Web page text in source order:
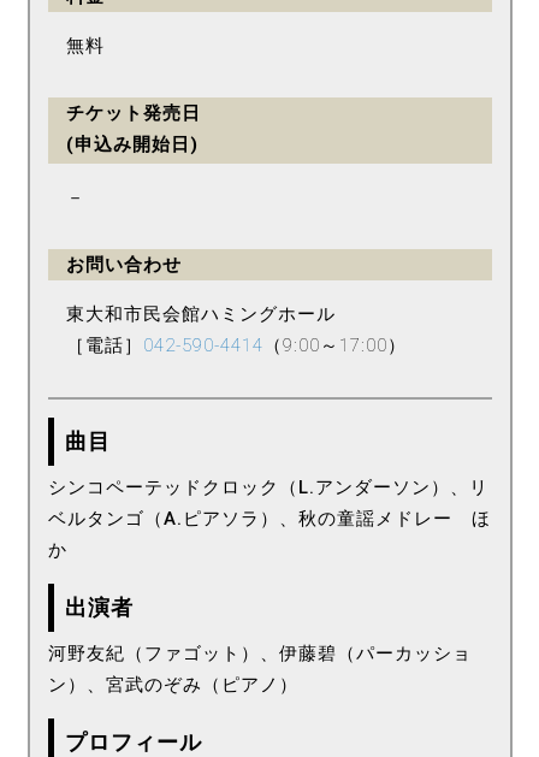
無料
チケット発売日
(申込み開始日)
－
お問い合わせ
東大和市民会館ハミングホール
［電話］ 042-590-4414 （9:00～17:00）
曲目
シンコペーテッドクロック（L.アンダーソン）、リ
ベルタンゴ（A.ピアソラ）、秋の童謡メドレー ほ
か
出演者
河野友紀（ファゴット）、伊藤碧（パーカッショ
ン）、宮武のぞみ（ピアノ）
プロフィール